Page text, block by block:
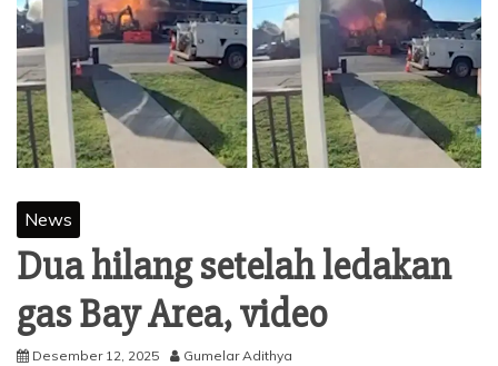
News
Dua hilang setelah ledakan
gas Bay Area, video
Desember 12, 2025 Gumelar Adithya